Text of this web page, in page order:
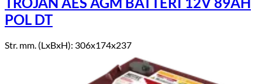
POL DT
Str. mm. (LxBxH): 306x174x237